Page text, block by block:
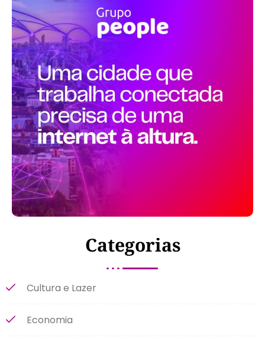
Categorias
Cultura e Lazer
Economia